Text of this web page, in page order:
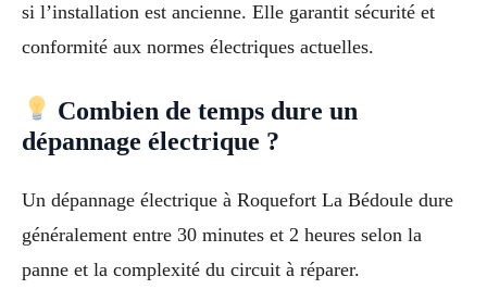
si l’installation est ancienne. Elle garantit sécurité et
conformité aux normes électriques actuelles.
Combien de temps dure un
dépannage électrique ?
Un dépannage électrique à Roquefort La Bédoule dure
généralement entre 30 minutes et 2 heures selon la
panne et la complexité du circuit à réparer.